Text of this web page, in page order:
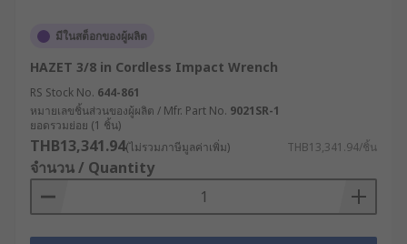
มีในสต็อกของผู้ผลิต
HAZET 3/8 in Cordless Impact Wrench
RS Stock No. 644-861
หมายเลขชิ้นส่วนของผู้ผลิต / Mfr. Part No. 9021SR-1
ยอดรวมย่อย (1 ชิ้น)
THB13,341.94(ไม่รวมภาษีมูลค่าเพิ่ม) THB13,341.94/ชิ้น
จำนวน / Quantity